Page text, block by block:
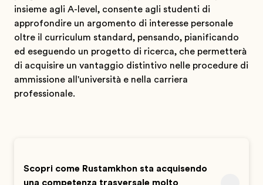
insieme agli A-level, consente agli studenti di
approfondire un argomento di interesse personale
oltre il curriculum standard, pensando, pianificando
ed eseguendo un progetto di ricerca, che permetterà
di acquisire un vantaggio distintivo nelle procedure di
ammissione all'università e nella carriera
professionale.
Scopri come Rustamkhon sta acquisendo
una competenza trasversale molto